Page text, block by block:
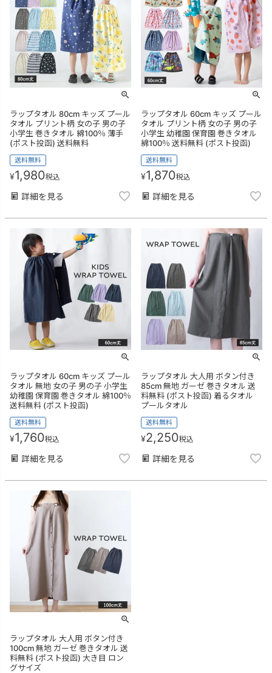
ラップタオル 80cm キッズ プール
タオル プリント柄 女の子 男の子
小学生 巻きタオル 綿100％ 薄手
(ポスト投函) 送料無料
送料無料
¥1,980税込
詳細を見る
ラップタオル 60cm キッズ プール
タオル プリント柄 女の子 男の子
小学生 幼稚園 保育園 巻きタオル
綿100％ 送料無料 (ポスト投函)
送料無料
¥1,870税込
詳細を見る
ラップタオル 60cm キッズ プール
タオル 無地 女の子 男の子 小学生
幼稚園 保育園 巻きタオル 綿100％
送料無料 (ポスト投函)
送料無料
¥1,760税込
詳細を見る
ラップタオル 大人用 ボタン付き
85cm 無地 ガーゼ 巻きタオル 送
料無料 (ポスト投函) 着るタオル
プールタオル
送料無料
¥2,250税込
詳細を見る
ラップタオル 大人用 ボタン付き
100cm 無地 ガーゼ 巻きタオル 送
料無料 (ポスト投函) 大き目 ロン
グサイズ